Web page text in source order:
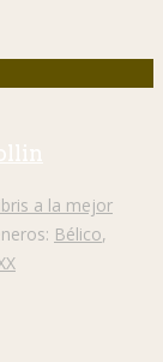
a la mejor
Bélico,